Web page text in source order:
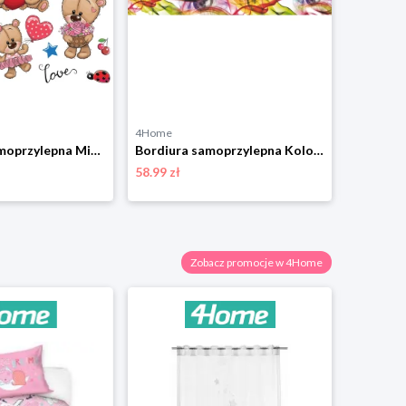
Dekoracja samoprzylepna Misie, 30 x 30 cm 4-Home
4Home
Bordiura samoprzylepna Kolorowy dym, 500 x 14 cm 4-Home
58.99 zł
Zobacz promocje w 4Home